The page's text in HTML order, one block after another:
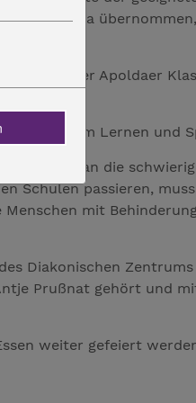
Apolda
und einer Apoldaer
zum Lernen und
an die
Schulen passieren,
mit
Diakonischen
Prußnat gehört und
weiter gefeiert